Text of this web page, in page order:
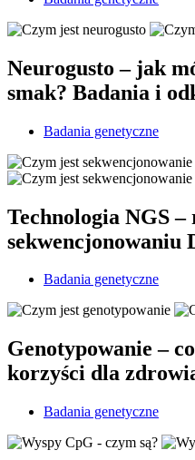
Neurogusto – jak
smak? Badania i
Badania genetyczne
Technologia NGS
sekwencjonowaniu
Badania genetyczne
Genotypowanie –
korzyści dla
Badania genetyczne